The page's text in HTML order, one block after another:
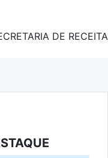
DE RECEITA